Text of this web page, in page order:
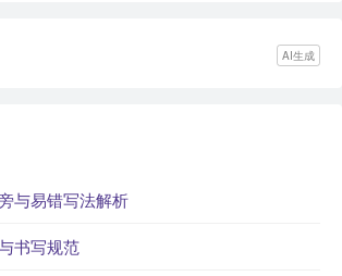
AI生成
与易错写法解析
书写规范